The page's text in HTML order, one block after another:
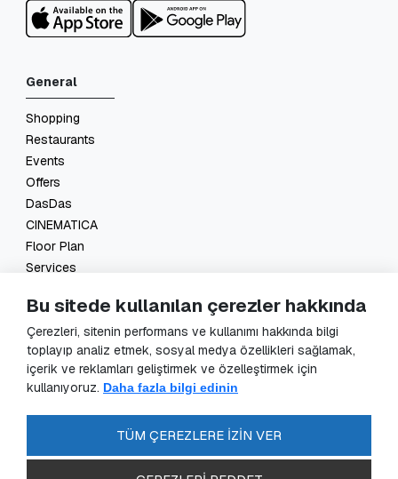
General
Shopping
Restaurants
Events
Offers
DasDas
CINEMATICA
Floor Plan
Services
GDPR Application
GDPR
Data Controller Application
Security Cameras Clarification
FAQ
Bu sitede kullanılan çerezler hakkında
Çerezleri, sitenin performans ve kullanımı hakkında bilgi
toplayıp analiz etmek, sosyal medya özellikleri sağlamak,
içerik ve reklamları geliştirmek ve özelleştirmek için
kullanıyoruz. Daha fazla bilgi edinin
TÜM ÇEREZLERE İZİN VER